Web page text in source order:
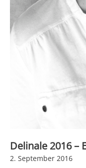
Delinale 2016 –
2. September 2016